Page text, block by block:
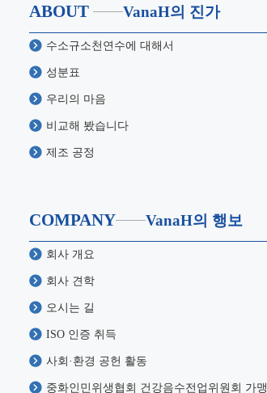
ABOUT VanaH의 진가
수소규소천연수에 대해서
성분표
우리의 마음
비교해 봤습니다
제조 공정
COMPANY VanaH의 행보
회사 개요
회사 견학
오시는 길
ISO 인증 취득
사회·환경 공헌 활동
중화인민위생협회 건강음수전업위원회 가맹